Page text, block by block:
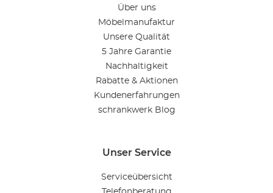
Über uns
Möbelmanufaktur
Unsere Qualität
5 Jahre Garantie
Nachhaltigkeit
Rabatte & Aktionen
Kundenerfahrungen
schrankwerk Blog
Unser Service
Serviceübersicht